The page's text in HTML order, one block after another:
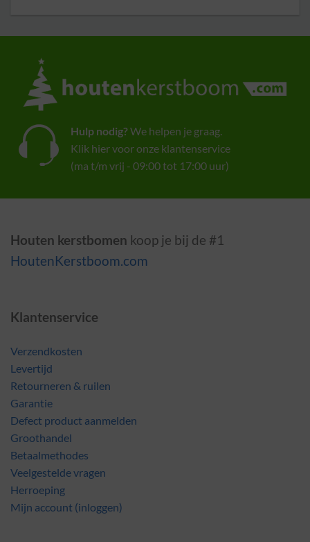
Hulp nodig?We helpen je graag.
Klik hier voor onze klantenservice
(ma t/m vrij - 09:00 tot 17:00 uur)
Houten kerstbomen koop je bij de #1
HoutenKerstboom.com
Klantenservice
Verzendkosten
Levertijd
Retourneren & ruilen
Garantie
Defect product aanmelden
Groothandel
Betaalmethodes
Veelgestelde vragen
Herroeping
Mijn account (inloggen)